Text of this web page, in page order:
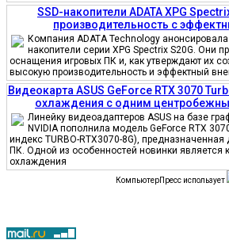
SSD-накопители ADATA XPG
производительность с
Компания ADATA Technology
накопители серии XPG Spectrix S20G. Они
оснащения игровых ПК и, как утверждают их
высокую производительность и эффектный
Видеокарта ASUS GeForce RTX 3070
охлаждения с одним
Линейку видеоадаптеров ASUS на базе
NVIDIA пополнила модель GeForce RTX
индекс TURBO-RTX3070-8G),
ПК. Одной из особенностей новинки является
охлаждения
КомпьютерПресс использует